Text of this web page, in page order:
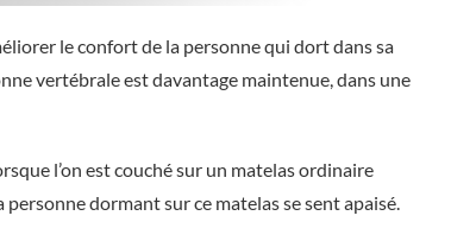
le confort de la personne qui dort dans sa
vertébrale est davantage maintenue, dans une
l’on est couché sur un matelas ordinaire
personne dormant sur ce matelas se sent apaisé.